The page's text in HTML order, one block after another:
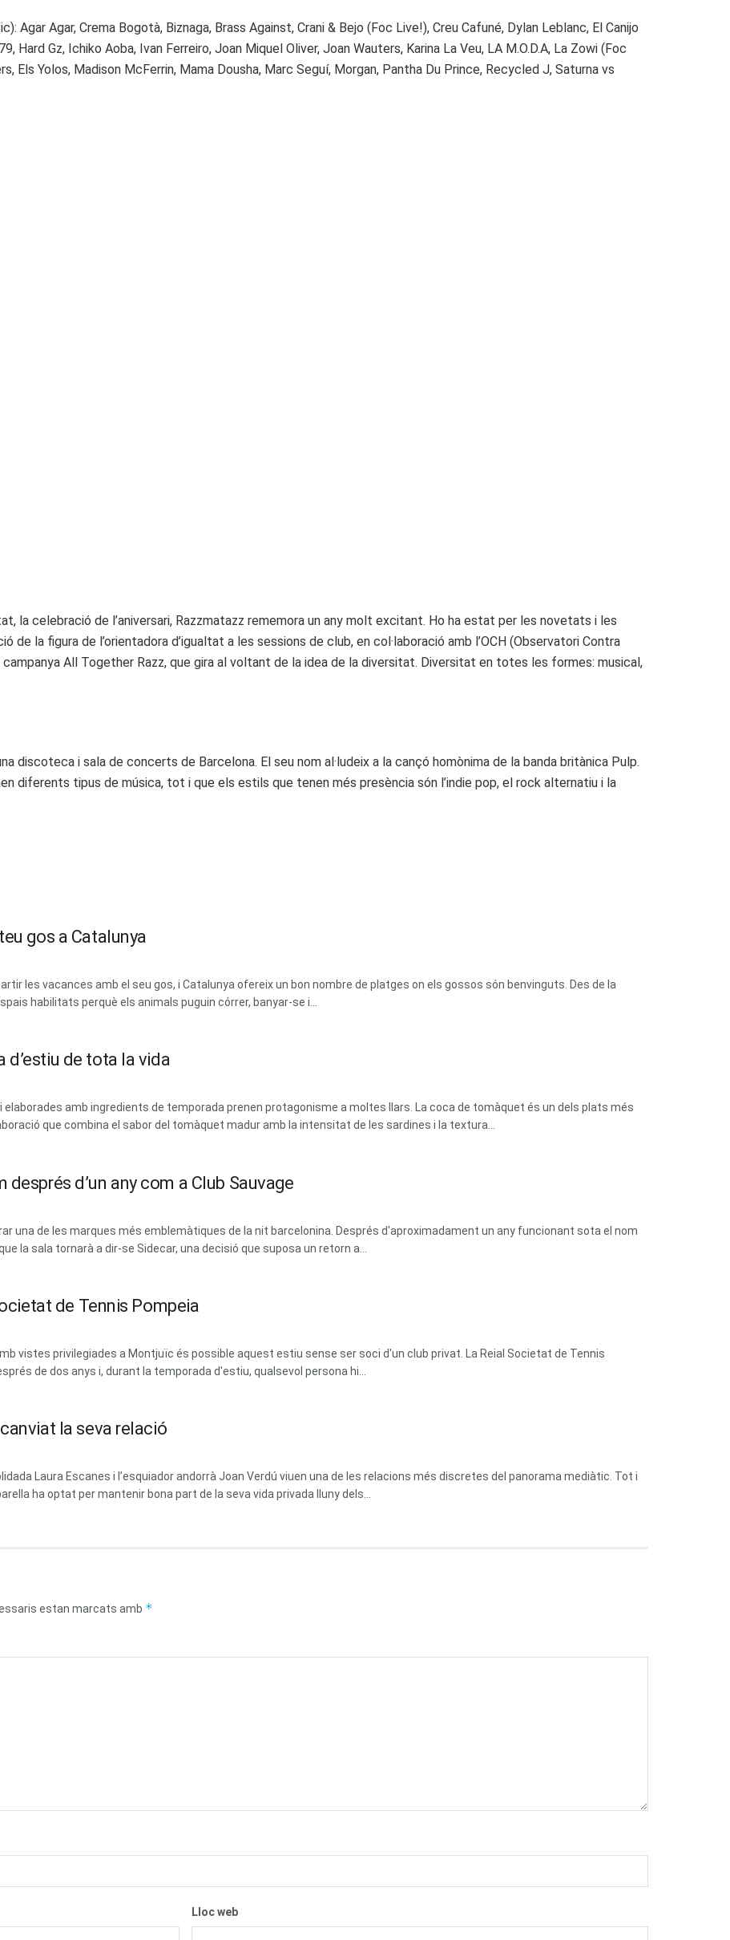
Agar Agar, Crema Bogotà, Biznaga, Brass Against, Crani & Bejo (Foc Live!), Creu Cafuné, Dylan Leblanc, El Canijo
Hard Gz, Ichiko Aoba, Ivan Ferreiro, Joan Miquel Oliver, Joan Wauters, Karina La Veu, LA M.O.D.A, La Zowi (Foc
Els Yolos, Madison McFerrin, Mama Dousha, Marc Seguí, Morgan, Pantha Du Prince, Recycled J, Saturna vs
la celebració de l’aniversari, Razzmatazz rememora un any molt excitant. Ho ha estat per les novetats i les
de la figura de l’orientadora d’igualtat a les sessions de club, en col·laboració amb l’OCH (Observatori Contra
campanya All Together Razz, que gira al voltant de la idea de la diversitat. Diversitat en totes les formes: musical,
discoteca i sala de concerts de Barcelona. El seu nom al·ludeix a la cançó homònima de la banda britànica Pulp.
diferents tipus de música, tot i que els estils que tenen més presència són l’indie pop, el rock alternatiu i la
gos a Catalunya
les vacances amb el seu gos, i Catalunya ofereix un bon nombre de platges on els gossos són benvinguts. Des de la
habilitats perquè els animals puguin córrer, banyar-se i...
d’estiu de tota la vida
amb ingredients de temporada prenen protagonisme a moltes llars. La coca de tomàquet és un dels plats més
que combina el sabor del tomàquet madur amb la intensitat de les sardines i la textura...
d’un any com a Club Sauvage
una de les marques més emblemàtiques de la nit barcelonina. Després d'aproximadament un any funcionant sota el nom
la sala tornarà a dir-se Sidecar, una decisió que suposa un retorn a...
de Tennis Pompeia
vistes privilegiades a Montjuïc és possible aquest estiu sense ser soci d'un club privat. La Reial Societat de Tennis
de dos anys i, durant la temporada d'estiu, qualsevol persona hi...
la seva relació
Laura Escanes i l’esquiador andorrà Joan Verdú viuen una de les relacions més discretes del panorama mediàtic. Tot i
ha optat per mantenir bona part de la seva vida privada lluny dels...
estan marcats amb *
Lloc web